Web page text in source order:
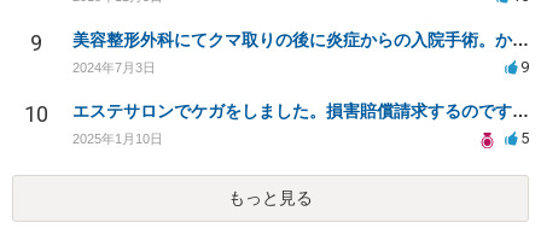
9 美容整形外科にてクマ取りの後に炎症からの入院手術。かかった費用を負担して欲しい。
2024年7月3日 9
10 エステサロンでケガをしました。損害賠償請求するのですが相場がわかりません。
2025年1月10日 5
もっと見る